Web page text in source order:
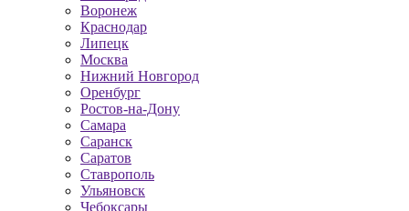
Воронеж
Краснодар
Липецк
Москва
Нижний Новгород
Оренбург
Ростов-на-Дону
Самара
Саранск
Саратов
Ставрополь
Ульяновск
Чебоксары